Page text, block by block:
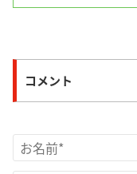
コメント